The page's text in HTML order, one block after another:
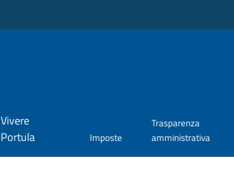
Vivere
Portula
Imposte
Trasparenza
amministrativa